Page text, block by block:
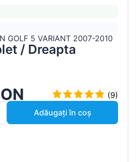
GOLF 5 VARIANT 2007-2010
/ Dreapta
(9)
Adăugați în coș